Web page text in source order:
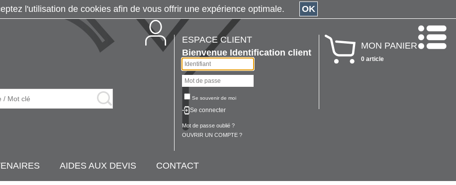
ESPACE CLIENT
Bienvenue Identification client
Se souvenir de moi
Se connecter
Mot de passe oublié ?
OUVRIR UN COMPTE ?
MON PANIER
0 article
AIDES AUX DEVIS CONTACT
l'utilisation de cookies afin de vous offrir une expérience optimale. OK